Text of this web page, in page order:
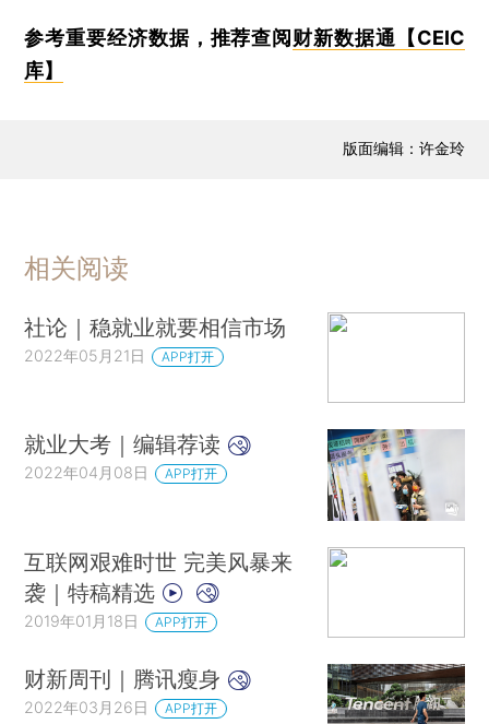
参考重要经济数据，推荐查阅 财新数据通【CEIC
库】
版面编辑：许金玲
相关阅读
社论｜稳就业就要相信市场
2022年05月21日 APP打开
就业大考｜编辑荐读
2022年04月08日 APP打开
互联网艰难时世 完美风暴来
袭｜特稿精选
2019年01月18日 APP打开
财新周刊｜腾讯瘦身
2022年03月26日 APP打开